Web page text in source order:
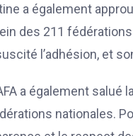
a également
des 211
l’adhésion, et
a également
nationales.